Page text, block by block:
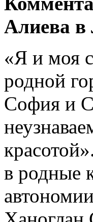
Алиева в
«Я и моя
родной
София и
в родные